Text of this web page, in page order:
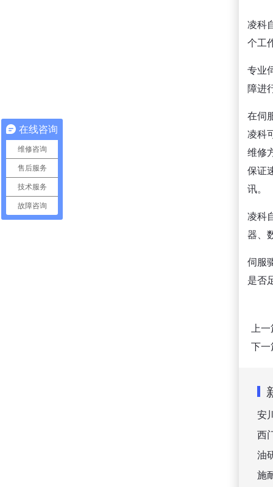
凌科
个工
专业
障进
在伺
凌科
维修
保证
讯。
凌科
器、
伺服
是否
上
下
安
西
油
施
在线咨询
维修咨询
售后服务
技术服务
故障咨询